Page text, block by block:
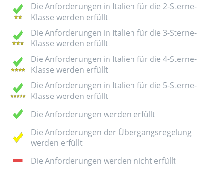
Die Anforderungen in Italien für die 2-Sterne-
Klasse werden erfüllt.
Die Anforderungen in Italien für die 3-Sterne-
Klasse werden erfüllt.
Die Anforderungen in Italien für die 4-Sterne-
Klasse werden erfüllt.
Die Anforderungen in Italien für die 5-Sterne-
Klasse werden erfüllt.
Die Anforderungen werden erfüllt
Die Anforderungen der Übergangsregelung
werden erfüllt
Die Anforderungen werden nicht erfüllt